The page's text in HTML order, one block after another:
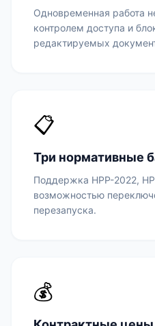
Одновременная работа
контролем доступа и
редактируемых
📋
Три нормативные
Поддержка НРР-2022,
возможностью
перезапуска.
💰